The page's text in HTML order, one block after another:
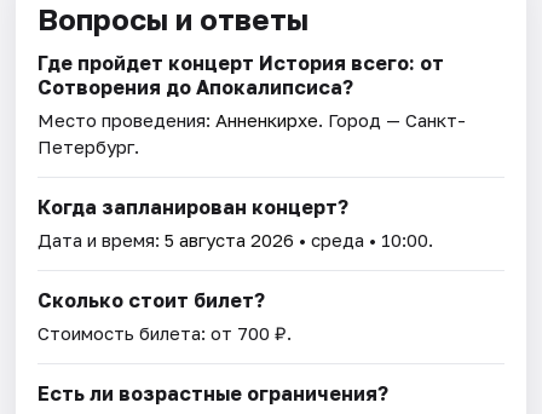
Вопросы и ответы
Где пройдет концерт История всего: от
Сотворения до Апокалипсиса?
Место проведения:Анненкирхе. Город — Санкт-
Петербург.
Когда запланирован концерт?
Дата и время:5 августа 2026 • среда • 10:00.
Сколько стоит билет?
Стоимость билета: от 700 ₽.
Есть ли возрастные ограничения?